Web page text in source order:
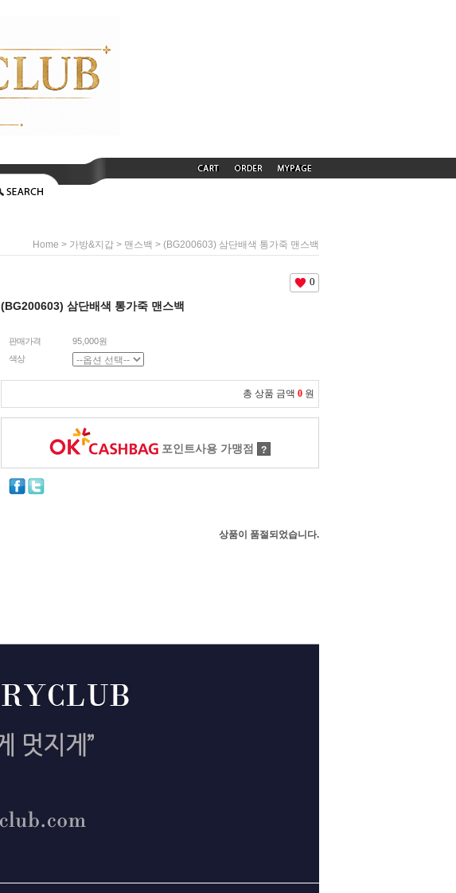
Home > 가방&지갑 > 맨스백 > (BG200603) 삼단배색 통가죽 맨스백
0
(BG200603) 삼단배색 통가죽 맨스백
판매가격
95,000원
색상
총 상품 금액 0 원
포인트사용 가맹점 ?
상품이 품절되었습니다.